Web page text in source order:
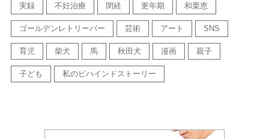
実録 不妊治療 閉経 更年期 和栗恵
ゴールデンレトリーバー 芸術 アート SNS
育児 柴犬 馬 秋田犬 漫画 親子
子ども 私のビハインドストーリー